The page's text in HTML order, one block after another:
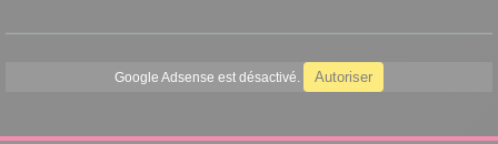
Google Adsense est désactivé. Autoriser